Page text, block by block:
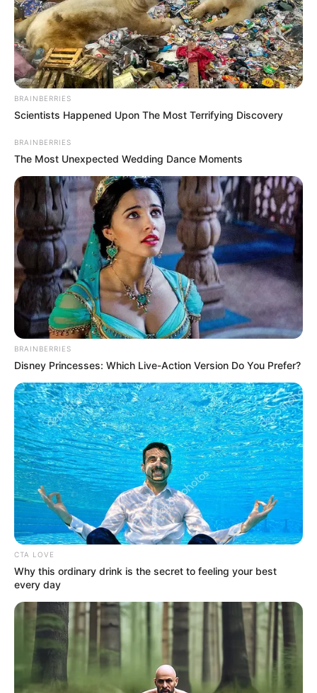
la primera vez que se presenta en esta cárcel, ya que el
10 de noviembre del año 2022 se registró la fuga de tres
internos.En ese momento un guarda resultó herido en
medio de los enfrentamientos generados tras un motín.
COMPARTIR
TEMAS RELACIONADOS
ANORÍ - ANTIOQUIA
NORDESTE ANTIOQUEÑO
DELINCUENCIA
MOTOS ROBADAS
AUTORIDADES
RED CRIMINAL
POLICÍA DE MEDELLÍN
MANTÉNGASE EN ALERTA
Tenemos todas las noticias que le
favor, active las notificaciones de Alerta.
ACTIVAR AHORA
TEMAS DESTACADOS
EMERGENCIAS POR LLUVIAS
METRO DE MEDELLÍN
ELECCIONES PRESIDENCIALES
MARINILLA - ANTIOQUIA
YONDÓ - ANTIOQUIA
RIONEGRO
BRAINBERRIES
Scientists Happened Upon The Most Terrifying Discovery
BRAINBERRIES
The Most Unexpected Wedding Dance Moments
BRAINBERRIES
Disney Princesses: Which Live-Action Version Do You Prefer?
CTA LOVE
Why this ordinary drink is the secret to feeling your best
every day